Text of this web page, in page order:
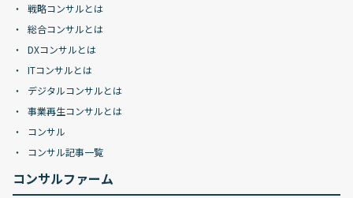
戦略コンサルとは
総合コンサルとは
DXコンサルとは
ITコンサルとは
デジタルコンサルとは
事業再生コンサルとは
コンサル
コンサル記事一覧
コンサルファーム